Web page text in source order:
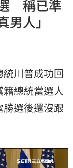
稱已準
人」
統川普成功回
總統當選人
勝選後還沒跟